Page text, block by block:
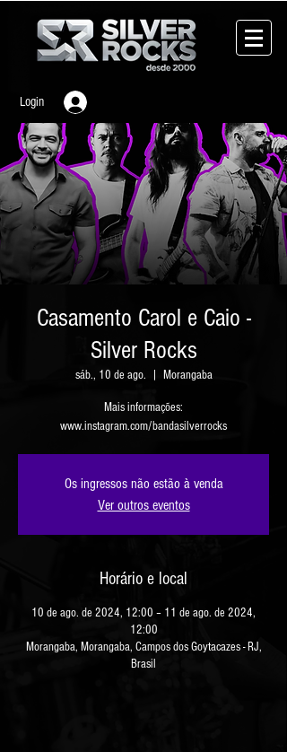
Login
Casamento Carol e Caio -
Silver Rocks
sáb., 10 de ago. Morangaba
Mais informações:
www.instagram.com/bandasilverrocks
Os ingressos não estão à venda
Ver outros eventos
Horário e local
10 de ago. de 2024, 12:00 – 11 de ago. de 2024,
12:00
Morangaba, Morangaba, Campos dos Goytacazes - RJ,
Brasil